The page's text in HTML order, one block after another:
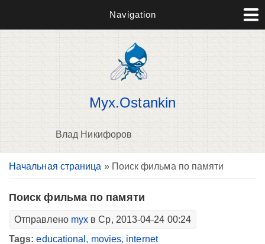
Navigation
Myx.Ostankin
Влад Никифоров
Вы здесь
Начальная страница » Поиск фильма по памяти
Поиск фильма по памяти
Отправлено myx в Ср, 2013-04-24 00:24
Tags:educational , movies, internet